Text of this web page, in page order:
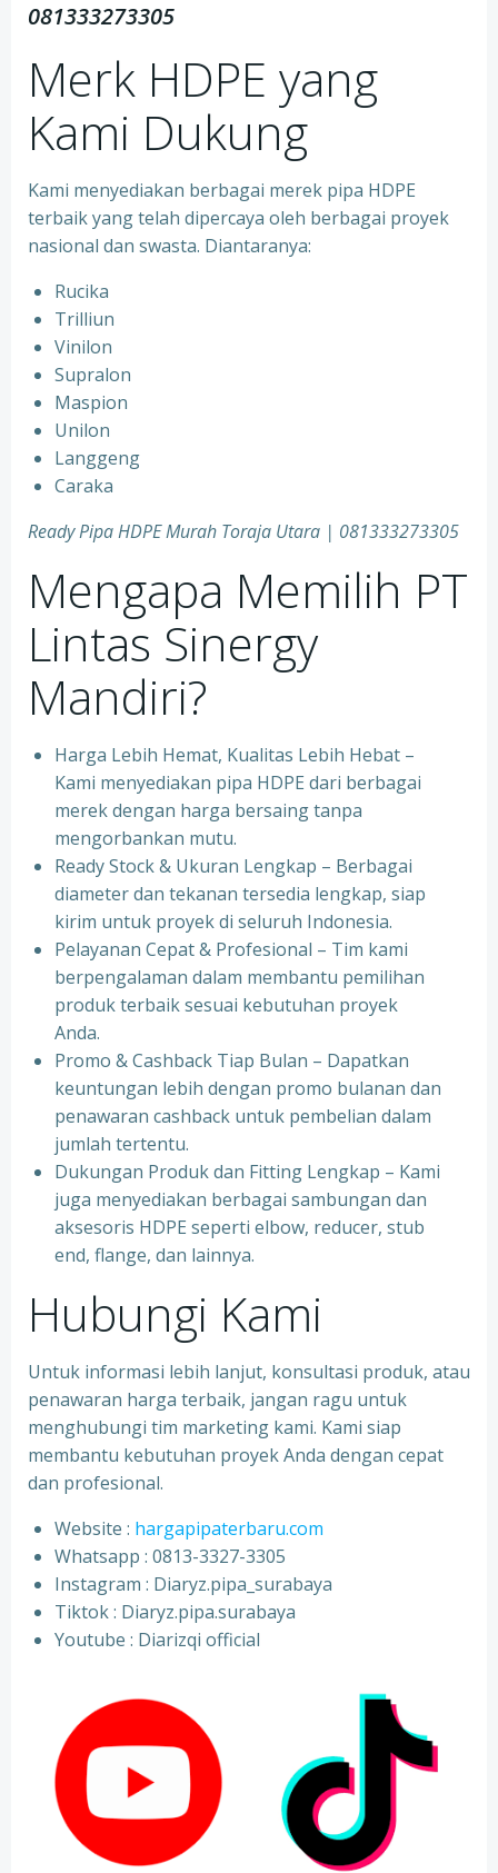
081333273305
Merk HDPE yang
Kami Dukung
Kami menyediakan berbagai merek pipa HDPE
terbaik yang telah dipercaya oleh berbagai proyek
nasional dan swasta. Diantaranya:
Rucika
Trilliun
Vinilon
Supralon
Maspion
Unilon
Langgeng
Caraka
Ready Pipa HDPE Murah Toraja Utara | 081333273305
Mengapa Memilih PT
Lintas Sinergy
Mandiri?
Harga Lebih Hemat, Kualitas Lebih Hebat –
Kami menyediakan pipa HDPE dari berbagai
merek dengan harga bersaing tanpa
mengorbankan mutu.
Ready Stock & Ukuran Lengkap – Berbagai
diameter dan tekanan tersedia lengkap, siap
kirim untuk proyek di seluruh Indonesia.
Pelayanan Cepat & Profesional – Tim kami
berpengalaman dalam membantu pemilihan
produk terbaik sesuai kebutuhan proyek
Anda.
Promo & Cashback Tiap Bulan – Dapatkan
keuntungan lebih dengan promo bulanan dan
penawaran cashback untuk pembelian dalam
jumlah tertentu.
Dukungan Produk dan Fitting Lengkap – Kami
juga menyediakan berbagai sambungan dan
aksesoris HDPE seperti elbow, reducer, stub
end, flange, dan lainnya.
Hubungi Kami
Untuk informasi lebih lanjut, konsultasi produk, atau
penawaran harga terbaik, jangan ragu untuk
menghubungi tim marketing kami. Kami siap
membantu kebutuhan proyek Anda dengan cepat
dan profesional.
Website : hargapipaterbaru.com
Whatsapp : 0813-3327-3305
⁠Instagram : Diaryz.pipa_surabaya
⁠Tiktok : Diaryz.pipa.surabaya
⁠Youtube : Diarizqi official